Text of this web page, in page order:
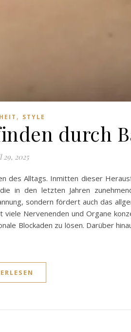
, STYLE
durch
2025
Alltags. Inmitten dieser
in den letzten Jahren
sondern fördert auch das
Nervenenden und Organe
Blockaden zu lösen. Darüber